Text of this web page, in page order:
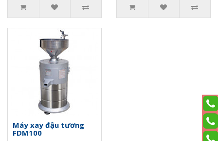
Máy xay đậu tương
FDM100